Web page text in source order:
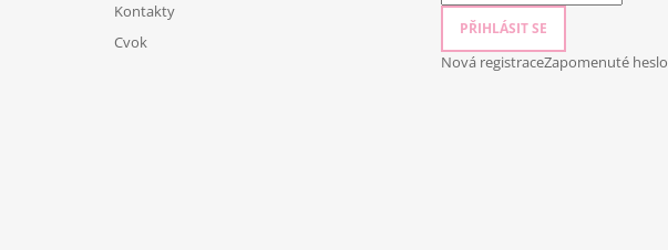
Kontakty
Cvok
PŘIHLÁSIT SE
Nová registraceZapomenuté heslo